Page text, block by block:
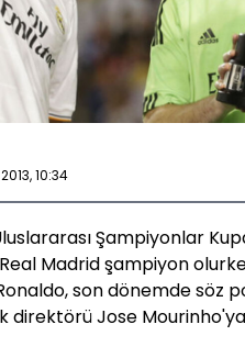
10:34
Şampiyonlar
Madrid şampiyon
son dönemde söz
direktörü Jose